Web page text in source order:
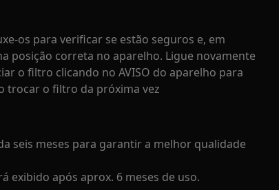
os para verificar se estão seguros e, em
posição correta no aparelho. Ligue novamente
o filtro clicando no AVISO do aparelho para
trocar o filtro da próxima vez
seis meses para garantir a melhor qualidade
exibido após aprox. 6 meses de uso.